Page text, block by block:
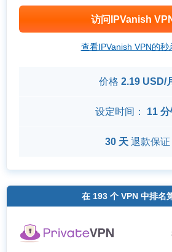
访问IPVanish
查看IPVanish VPN的秒
价格 2.19 USD/
设定时间： 11
30 天 退款保证
在 193 个 VPN 中排名